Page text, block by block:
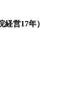
営17年）